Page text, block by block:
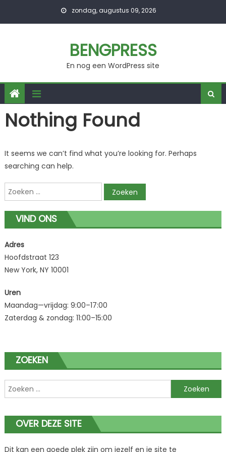
zondag, augustus 09, 2026
BENGPRESS
En nog een WordPress site
Nothing Found
It seems we can’t find what you’re looking for. Perhaps
searching can help.
Zoeken
naar:
VIND ONS
Adres
Hoofdstraat 123
New York, NY 10001
Uren
Maandag—vrijdag: 9:00–17:00
Zaterdag & zondag: 11:00–15:00
ZOEKEN
Zoeken
naar:
OVER DEZE SITE
Dit kan een goede plek zijn om jezelf en je site te